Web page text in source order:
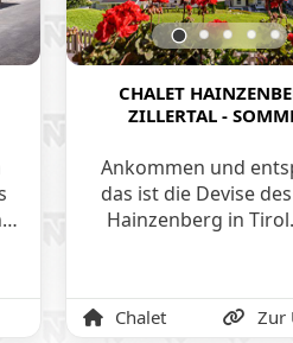
CHALET
ZILLERTAL -
TIROLS
Ankommen und
das ist die Devise
Hainzenberg in
Panorama-
wunderschöner
Chalet Zur